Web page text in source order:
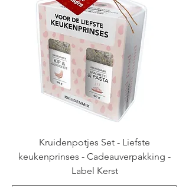
Kruidenpotjes Set - Liefste
keukenprinses - Cadeauverpakking -
Label Kerst